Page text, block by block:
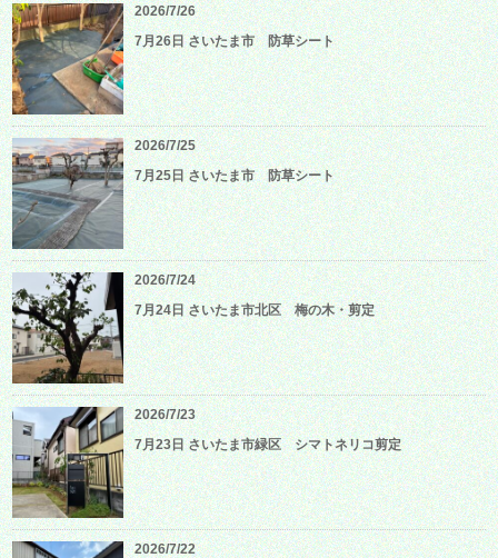
2026/7/26
7月26日 さいたま市 防草シート
2026/7/25
7月25日 さいたま市 防草シート
2026/7/24
7月24日 さいたま市北区 梅の木・剪定
2026/7/23
7月23日 さいたま市緑区 シマトネリコ剪定
2026/7/22